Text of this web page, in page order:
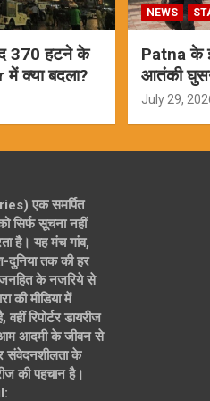
370 हटने के
क्या बदला?
NEWS
Patna के
आतंकी
ऑपरेशन;
July 29,
एक समर्पित
सिर्फ सूचना नहीं
है। यह मंच गांव,
तक की हर
के नजरिये से
की मीडिया में
रिपोर्टर डायरीज
आम आदमी के जीवन से
संवेदनशीलता के
की पहचान है।